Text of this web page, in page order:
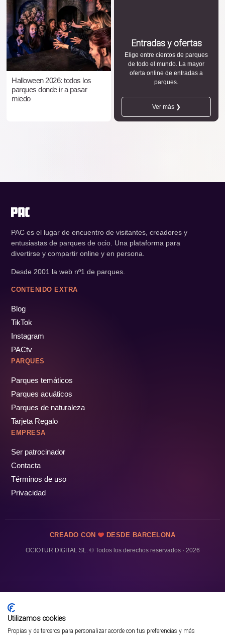
Halloween 2026: todos los
parques donde ir a pasar
miedo
Entradas y ofertas
Elige entre cientos de parques
de todo el mundo. La mayor
oferta online de entradas a
parques.
Ver más ❯
PAC es el lugar de encuentro de visitantes, creadores y
entusiastas de parques de ocio. Una plataforma para
divertirse y compartir online y en persona.
Desde 2001 la web nº1 de parques.
CONTENIDO EXTRA
Blog
TikTok
Instagram
PACtv
PARQUES
Parques temáticos
Parques acuáticos
Parques de naturaleza
Tarjeta Regalo
EMPRESA
Ser patrocinador
Contacta
Términos de uso
Privacidad
CREADO CON DESDE BARCELONA
OCIOTUR DIGITAL SL. © Todos los derechos reservados · 2026
Utilizamos cookies
Propias y de terceros para personalizar acorde con tus preferencias y más